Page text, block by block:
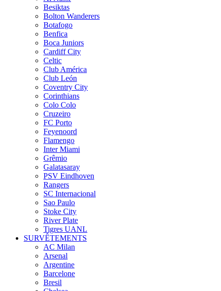
Besiktas
Bolton Wanderers
Botafogo
Benfica
Boca Juniors
Cardiff City
Celtic
Club América
Club León
Coventry City
Corinthians
Colo Colo
Cruzeiro
FC Porto
Feyenoord
Flamengo
Inter Miami
Grêmio
Galatasaray
PSV Eindhoven
Rangers
SC Internacional
Sao Paulo
Stoke City
River Plate
Tigres UANL
SURVÊTEMENTS
AC Milan
Arsenal
Argentine
Barcelone
Bresil